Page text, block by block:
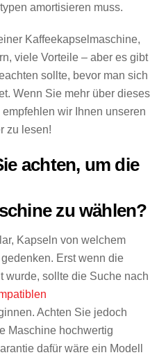
amortisieren muss.
Kaffeekapselmaschine,
viele Vorteile – aber es gibt
sollte, bevor man sich
Wenn Sie mehr über dieses
wir Ihnen unseren
zu lesen!
achten, um die
zu wählen?
Kapseln von welchem
Erst wenn die
wurde, sollte die Suche nach
Achten Sie jedoch
Maschine hochwertig
dafür wäre ein Modell